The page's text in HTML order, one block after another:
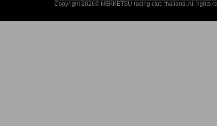
Copyright 2026© NEKKETSU racing club thailand. All rights